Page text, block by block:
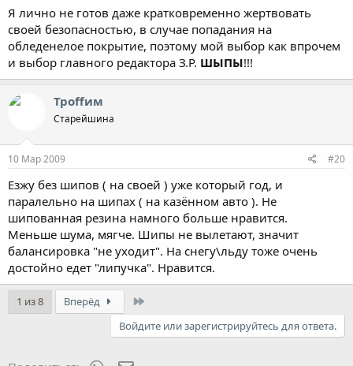
Я лично не готов даже кратковременно жертвовать
своей безопасностью, в случае попадания на
обледенелое покрытие, поэтому мой выбор как впрочем
и выбор главного редактора З.Р. ШЫПЫ!!!
Троffим
Старейшина
10 Мар 2009 #20
Езжу без шипов ( на своей ) уже который год, и
паралельно на шипах ( на казённом авто ). Не
шипованная резина намного больше нравится.
Меньше шума, мягче. Шипы не вылетают, значит
балансировка "не уходит". На снегу\льду тоже очень
достойно едет "липучка". Нравится.
1 из 8 Вперёд
Войдите или зарегистрируйтесь для ответа.